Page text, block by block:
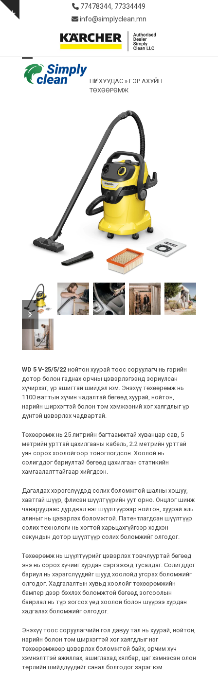
Skip
Show
77478344, 77334449
info@simplyclean.mn
Open
mobile
Close
mobile
НҮҮР ХУУДАС» ГЭР АХУЙН
ТӨХӨӨРӨМЖ
previous
slide
next
slide
WD 5 V-25/5/22нойтон хуурай тоос соруулагч нь гэрийн
дотор болон гаднах орчны цэвэрлэгээнд зориулсан
хүчирхэг, үр ашигтай шийдэл юм. Энэхүү төхөөрөмж нь
1100 ваттын хүчин чадалтай бөгөөд хуурай, нойтон,
нарийн ширхэгтэй болон том хэмжээний хог хаягдлыг үр
дүнтэй цэвэрлэх чадвартай.
Төхөөрөмж нь 25 литрийн багтаамжтай хуванцар сав, 5
метрийн урттай цахилгааны кабель, 2.2 метрийн урттай
уян сорох хоолойгоор тоноглогдсон. Хоолой нь
солигддог бариултай бөгөөд цахилгаан статикийн
хамгаалалттайгаар хийгдсэн.
Дагалдах хэрэгслүүдэд солих боломжтой шалны хошуу,
хавтгай шүүр, флисэн шүүлтүүрийн уут орно. Онцлог шинж
чанаруудаас дурдвал нэг шүүлтүүрээр нойтон, хуурай аль
алиныг нь цэвэрлэх боломжтой. Патентлагдсан шүүлтүүр
солих технологи нь хогтой харьцахгүйгээр хэдхэн
секундын дотор шүүлтүүр солих боломжийг олгодог.
Төхөөрөмж нь шүүлтүүрийг цэвэрлэх товчлууртай бөгөөд
энэ нь сорох хүчийг хурдан сэргээхэд тусалдаг. Солигддог
бариул нь хэрэгслүүдийг шууд хоолойд угсрах боломжийг
олгодог. Хадгалалтын хувьд хоолойг төхөөрөмжийн
бампер дээр бэхлэх боломжтой бөгөөд зогсоолын
байрлал нь түр зогсох үед хоолой болон шүүрээ хурдан
хадгалах боломжийг олгодог.
Энэхүү тоос соруулагчийн гол давуу тал нь хуурай, нойтон,
нарийн болон том ширхэгтэй хог хаягдлыг нэг
төхөөрөмжөөр цэвэрлэх боломжтой байх, эрчим хүч
хэмнэлттэй ажиллах, ашиглахад хялбар, цаг хэмнэсэн олон
төрлийн шийдлүүдийг санал болгодог зэрэг юм.